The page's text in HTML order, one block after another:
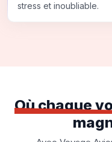
stress et inoubliable.
Où chaque